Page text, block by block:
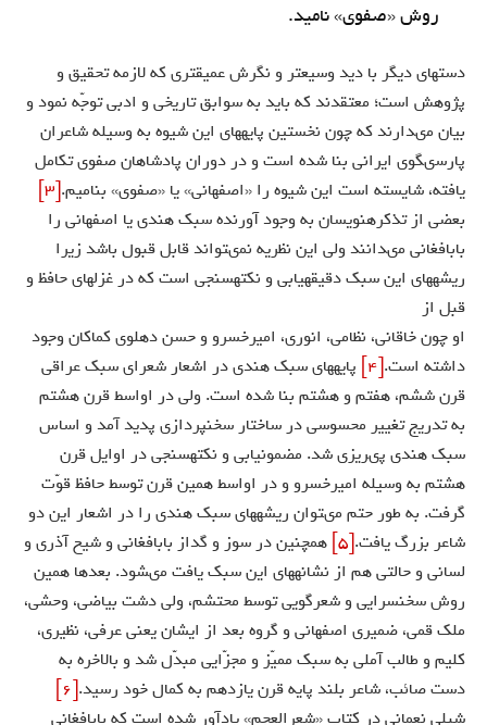
روش «صفوى» ناميد.
دسته‏اى ديگر با ديد وسيع‏تر و نگرش عميق‏ترى كه لازمه تحقيق و
پژوهش است؛ معتقدند كه بايد به سوابق تاريخى و ادبى توجّه نمود و
بيان مى‏دارند كه چون نخستين پايه‏هاى اين شيوه به وسيله شاعران
پارسى‏گوى ايرانى بنا شده است و در دوران پادشاهان صفوى تكامل
يافته، شايسته است اين شيوه را «اصفهانى» يا «صفوى» بناميم.[3]
بعضى از تذكره‏نويسان به وجود آورنده سبك هندى يا اصفهانى را
بابافغانى مى‏دانند ولى اين نظريه نمى‏تواند قابل قبول باشد زيرا
ريشه‏هاى اين سبك دقيقه‏يابى و نكته‏سنجى است كه در غزلهاى حافظ و
قبل از
او چون خاقانى، نظامى، انورى، اميرخسرو و حسن دهلوى كماكان وجود
داشته است.[4]
پايه‏هاى سبك هندى در اشعار شعراى سبك عراقى
قرن ششم، هفتم و هشتم بنا شده است. ولى در اواسط قرن هشتم
به تدريج تغيير محسوسى در ساختار سخن‏پردازى پديد آمد و اساس
سبك هندى پى‏ريزى شد. مضمون‏يابى و نكته‏سنجى در اوايل قرن
هشتم به وسيله اميرخسرو و در اواسط همين قرن توسط حافظ قوّت
گرفت. به طور حتم مى‏توان ريشه‏هاى سبك هندى را در اشعار اين دو
شاعر بزرگ يافت.[5]
همچنين در سوز و گداز بابافغانى و شيخ آذرى و
لسانى و حالتى هم از نشانه‏هاى اين سبك يافت مى‏شود. بعدها همين
روش سخن‏سرايى و شعرگويى توسط محتشم، ولى دشت بياضى، وحشى،
ملك قمى، ضميرى اصفهانى و گروه بعد از ايشان يعنى عرفى، نظيرى،
كليم و طالب آملى به سبك مميّز و مجزّايى مبدّل شد و بالاخره به
دست صائب، شاعر بلند پايه قرن يازدهم به كمال خود رسيد.[6]
شبلى نعمانى در كتاب «شعرالعجم» يادآور شده است كه بابافغانى